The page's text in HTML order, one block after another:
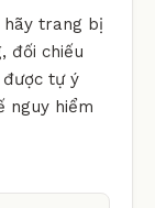
hãy trang bị
đối chiếu
được tự ý
nguy hiểm